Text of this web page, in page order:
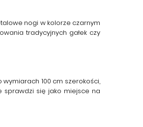
nogi w kolorze czarnym
tradycyjnych gałek czy
100 cm szerokości,
sprawdzi się jako miejsce na